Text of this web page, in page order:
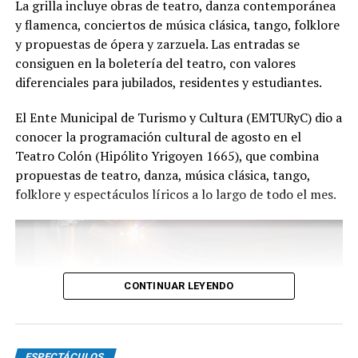
equipo para emocionar y sorprender al
público", expresa Emmanuel Marín.
distinguida con los Premios Estrella de Mar 2024 y
2026 como Mejor Espectáculo de Danza y con el Premio
Faro de Oro 2024. Además, Emmanuel Marín y Lola
Gutiérrez Rey obtuvieron el subcampeonato en el
Mundial de Tango de Buenos Aires.
realizar una gira por Europa. Además, recibió
la Declaración de Interés Cultural como Embajadores
cultura local.
La grilla incluye obras de teatro, danza contemporánea
y flamenca, conciertos de música clásica, tango, folklore
y propuestas de ópera y zarzuela. Las entradas se
consiguen en la boletería del teatro, con valores
diferenciales para jubilados, residentes y estudiantes.
El Ente Municipal de Turismo y Cultura (EMTURyC) dio a
conocer la programación cultural de agosto en el
Teatro Colón (Hipólito Yrigoyen 1665), que combina
propuestas de teatro, danza, música clásica, tango,
folklore y espectáculos líricos a lo largo de todo el mes.
CONTINUAR LEYENDO